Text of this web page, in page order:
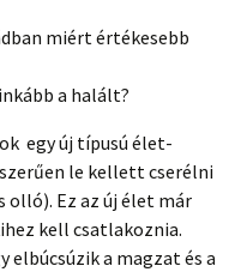
miért értékesebb
a halált?
egy új típusú élet-
le kellett cserélni
Ez az új élet már
kell csatlakoznia.
a magzat és a